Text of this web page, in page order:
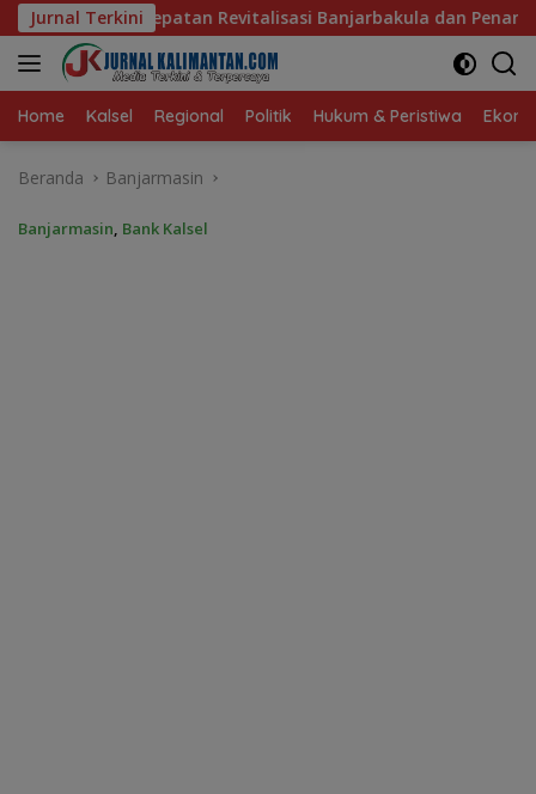
Langsung
ke
konten
Jurnal Terkini
Banjarbakula dan Penanganan Sungai Batola
Home Kalsel Regional Politik Hukum & Peristiwa
Beranda Banjarmasin
Banjarmasin, Bank Kalsel